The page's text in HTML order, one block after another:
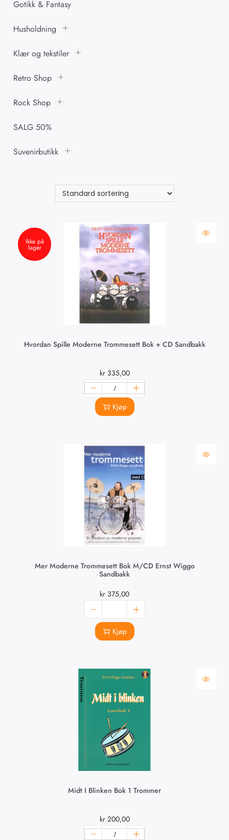
Gotikk & Fantasy
Husholdning
Klær og tekstiler
Retro Shop
Rock Shop
SALG 50%
Suvenirbutikk
Ikke på
lager
Hvordan Spille Moderne Trommesett Bok + CD Sandbakk
kr335,00
Kjøp
Mer Moderne Trommesett Bok M/CD Ernst Wiggo
Sandbakk
kr 375,00
Kjøp
Midt I Blinken Bok 1 Trommer
kr200,00